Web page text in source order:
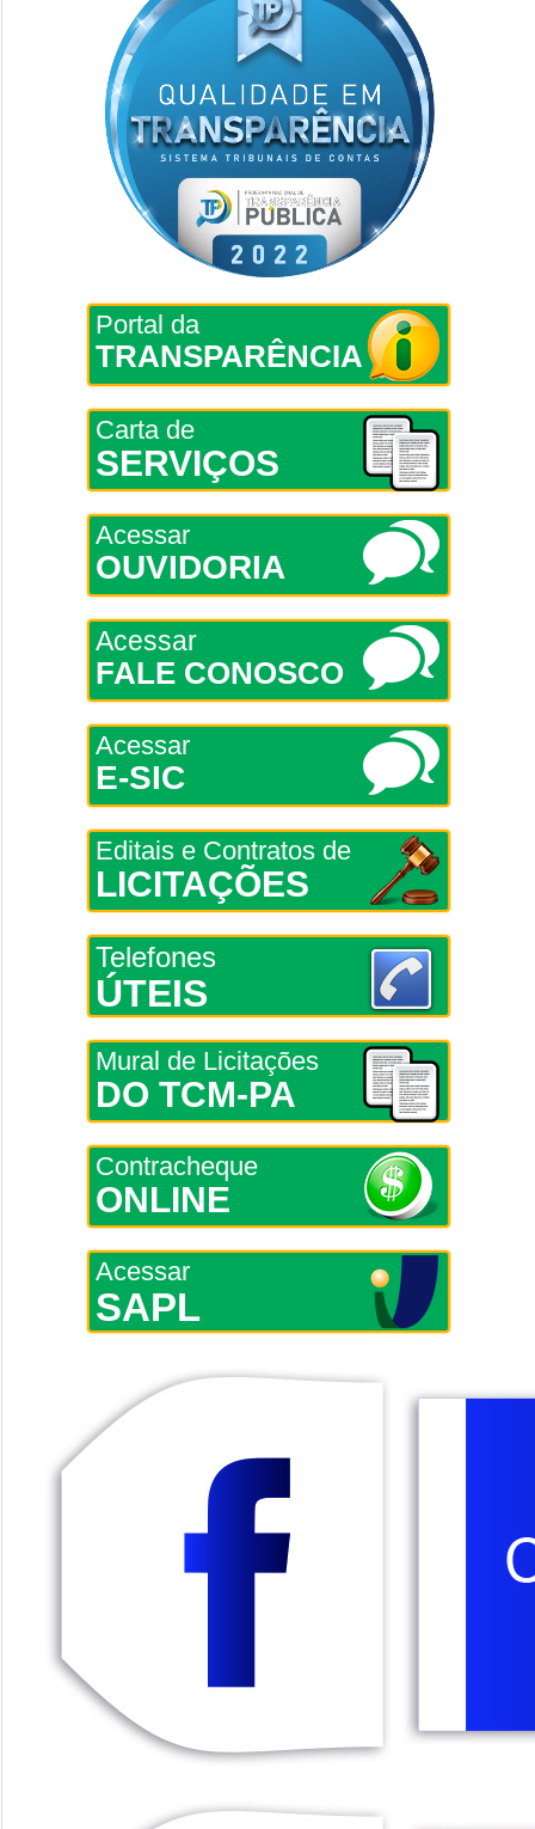
Portal da
TRANSPARÊNCIA
Carta de
SERVIÇOS
Acessar
OUVIDORIA
Acessar
FALE CONOSCO
Acessar
E-SIC
Editais e Contratos de
LICITAÇÕES
Telefones
ÚTEIS
Mural de Licitações
DO TCM-PA
Contracheque
ONLINE
Acessar
SAPL